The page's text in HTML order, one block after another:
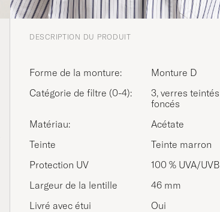
DESCRIPTION DU PRODUIT
Forme de la monture:
Monture D
Catégorie de filtre (0-4):
3, verres teintés
foncés
Matériau:
Acétate
Teinte
Teinte marron
Protection UV
100 % UVA/UVB
Largeur de la lentille
46 mm
Livré avec étui
Oui